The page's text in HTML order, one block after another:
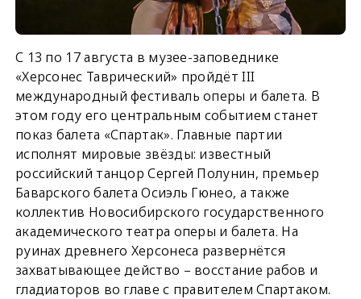
С 13 по 17 августа в музее-заповеднике
«Херсонес Таврический» пройдёт III
международный фестиваль оперы и балета. В
этом году его центральным событием станет
показ балета «Спартак». Главные партии
исполнят мировые звёзды: известный
российский танцор Сергей Полунин, премьер
Баварского балета Осиэль Гюнео, а также
коллектив Новосибирского государственного
академического театра оперы и балета. На
руинах древнего Херсонеса развернётся
захватывающее действо – восстание рабов и
гладиаторов во главе с правителем Спартаком.